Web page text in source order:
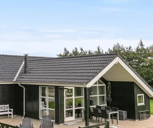
Ferienhäuser Houstrup
Ferienhäuser Houvig
Ferienhäuser auf Holmsland Klit
Ferienhäuser in Holmsland
Ferienhäuser Hvide Sande
Ferienhäuser Jegum